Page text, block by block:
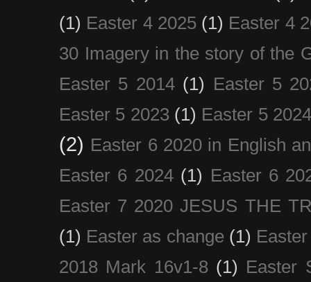
(1) Easter 4 2025 (1) Easter 4
30 Imagery in the story of the
Easter 5 2014 (1) Easter 5
Easter 5 2023 (1) Easter 5
(2) Easter 6 2020 in English
Easter 6 2024 (1) Easter 6
Easter 7 2020 JESUS THE
(1) Easter as change (1)
2018 Mark 16v1-8 (1) Easter